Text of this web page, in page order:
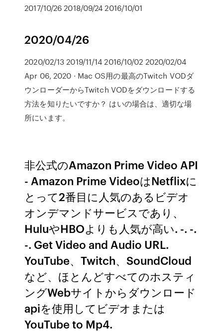
2017/10/26 2018/09/24 2016/10/01
2020/04/26
2020/02/13 2019/11/14 2016/10/02 2020/02/04
Apr 06, 2020 · Mac OS用の最高のTwitch VODダ
ウンローダーからTwitch VODをダウンロードする
方法を知りたいですか？ はいの場合は、適切な場
所にいます。
非公式のAmazon Prime Video API
- Amazon Prime VideoはNetflixに
とって2番目に人気のあるビデオ
オンデマンドサービスであり、
HuluやHBOよりも人気が高い. -. -.
-. Get Video and Audio URL.
YouTube、Twitch、SoundCloud
など、ほとんどすべてのホスティ
ングWebサイトからダウンロード
apiを使用してビデオまたは
YouTube to Mp4.